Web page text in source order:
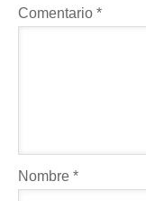
Comentario *
Nombre *